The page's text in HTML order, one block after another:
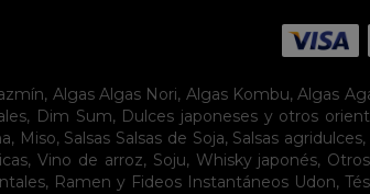
, Algas Algas Nori, Algas Kombu,Algas
, Dim Sum, Dulces japoneses y otros
, Miso, Salsas Salsas de Soja, Salsas agridulces,
, Vino de arroz, Soju, Whisky japonés,
, Ramen y Fideos Instantáneos Udon,